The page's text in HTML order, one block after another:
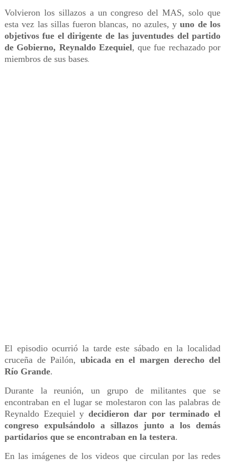
Volvieron los sillazos a un congreso del MAS, solo que
esta vez las sillas fueron blancas, no azules, yuno de los
objetivos fue el dirigente de las juventudes del partido
de Gobierno, Reynaldo Ezequiel, que fue rechazado por
miembros de sus bases.
El episodio ocurrió la tarde este sábado en la localidad
cruceña de Pailón, ubicada en el margen derecho del
Río Grande.
Durante la reunión, un grupo de militantes que se
encontraban en el lugar se molestaron con las palabras de
Reynaldo Ezequiel ydecidieron dar por terminado el
congreso expulsándolo a sillazos junto a los demás
partidarios que se encontraban en la testera.
En las imágenes de los videos que circulan por las redes